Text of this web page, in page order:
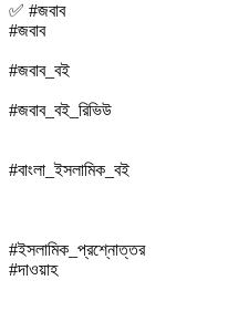
✅ #জবাব
#জবাব
#জবাব_বই
#জবাব_বই_রিভিউ
#বাংলা_ইসলামিক_বই
#ইসলামিক_প্রশ্নোত্তর
#দাওয়াহ